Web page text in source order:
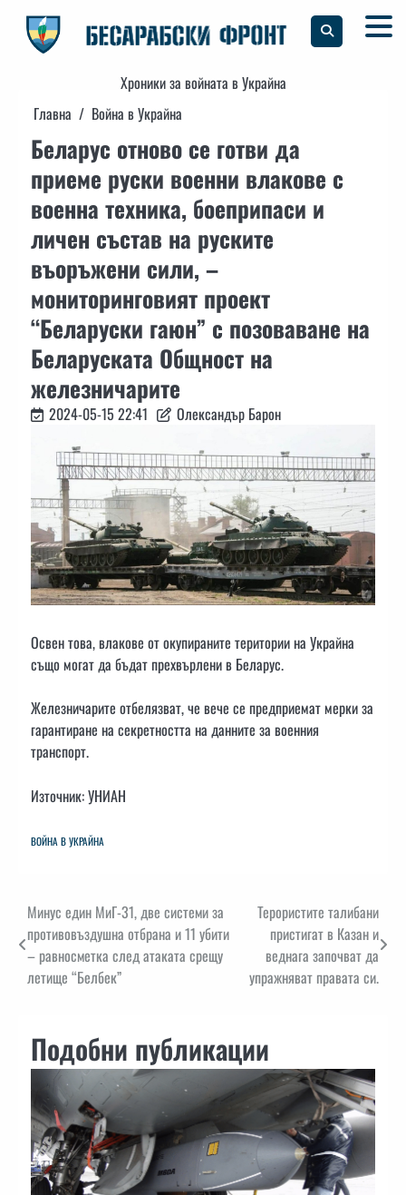
content
Хроники за войната в Украйна
Главна
Война в Украйна
Беларус отново се готви да
приеме руски военни влакове с
военна техника, боеприпаси и
личен състав на руските
въоръжени сили, –
мониторинговият проект
“Беларуски гаюн” с позоваване на
Беларуската Общност на
железничарите
2024-05-15 22:41 Олександър Барон
Освен това, влакове от окупираните територии на Украйна
също могат да бъдат прехвърлени в Беларус.
Железничарите отбелязват, че вече се предприемат мерки за
гарантиране на секретността на данните за военния
транспорт.
Източник: УНИАН
ВОЙНА В УКРАЙНА
Навигация
Минус един МиГ-31, две системи за
противовъздушна отбрана и 11 убити
– равносметка след атаката срещу
летище “Белбек”
Терористите талибани
пристигат в Казан и
веднага започват да
упражняват правата си.
Подобни публикации